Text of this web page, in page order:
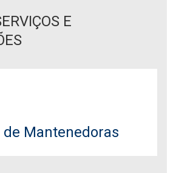
E
de Mantenedoras